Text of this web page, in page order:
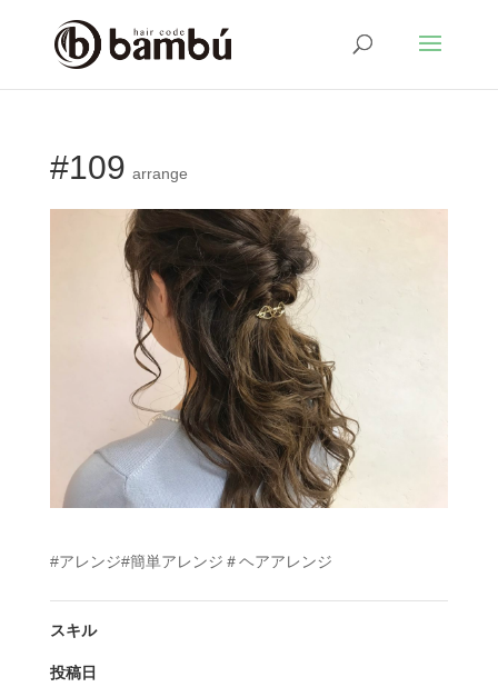
#109 arrange
#アレンジ#簡単アレンジ＃ヘアアレンジ
スキル
投稿日